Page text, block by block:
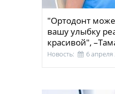
"Ортодонт
вашу улыбку
красивой",
Новость: 6 апреля